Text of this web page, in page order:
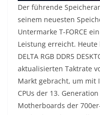
Der führende
seinem neuesten
Untermarke T-FORCE
Leistung erreicht.
DELTA RGB DDR5
aktualisierten Taktrate
Markt gebracht, um mit
CPUs der 13.
Motherboards der